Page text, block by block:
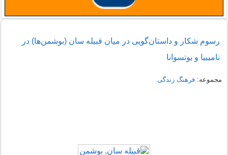
رسوم شکار و داستان‌گویی در میان قبیله سان (بوشمن‌ها) در
نامیبیا و بوتسوانا
مجموعه:فرهنگ زندگی